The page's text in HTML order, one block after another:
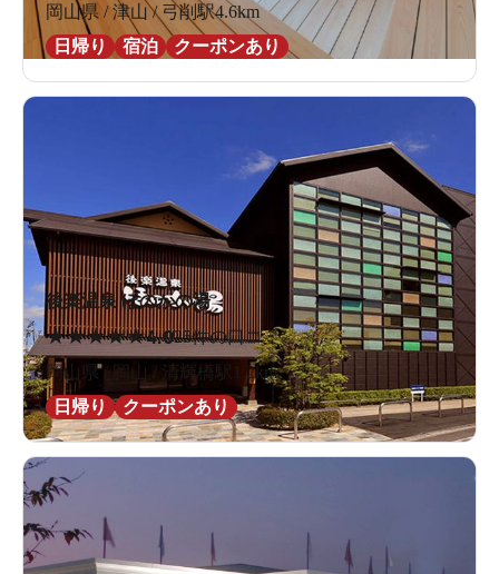
岡山県 / 津山 / 弓削駅4.6km
日帰り
宿泊 クーポンあり
後楽温泉 ほのかの湯
★★★★★4.025件の口コミ
岡山県 / 岡山 / 清輝橋駅1.2km
日帰り
クーポンあり